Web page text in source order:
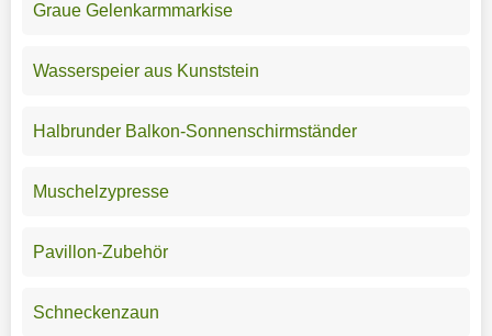
Graue Gelenkarmmarkise
Wasserspeier aus Kunststein
Halbrunder Balkon-Sonnenschirmständer
Muschelzypresse
Pavillon-Zubehör
Schneckenzaun